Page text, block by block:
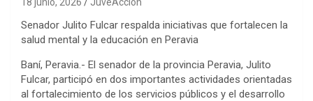
Senador Julito Fulcar respalda iniciativas que fortalecen la
salud mental y la educación en Peravia
Baní, Peravia.- El senador de la provincia Peravia, Julito
Fulcar, participó en dos importantes actividades orientadas
al fortalecimiento de los servicios públicos y el desarrollo